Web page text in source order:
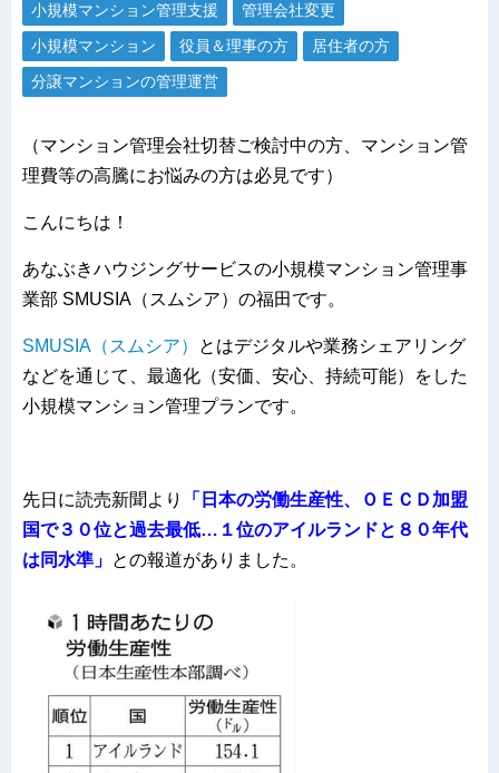
小規模マンション管理支援
管理会社変更
小規模マンション
役員＆理事の方
居住者の方
分譲マンションの管理運営
（マンション管理会社切替ご検討中の方、マンション管
理費等の高騰にお悩みの方は必見です）
こんにちは！
あなぶきハウジングサービスの小規模マンション管理事
業部 SMUSIA（スムシア）の福田です。
SMUSIA（スムシア）
とはデジタルや業務シェアリング
などを通じて、最適化（安価、安心、持続可能）をした
小規模マンション管理プランです。
先日に読売新聞より
「日本の労働生産性、ＯＥＣＤ加盟
国で３０位と過去最低…１位のアイルランドと８０年代
は同水準」 との報道がありました。